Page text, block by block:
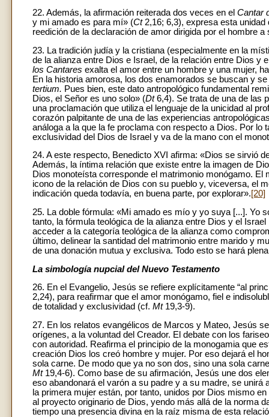
22. Además, la afirmación reiterada dos veces en el Cantar
y mi amado es para mí» (Ct2,16; 6,3), expresa esta unidad
reedición de la declaración de amor dirigida por el hombre
23. La tradición judía y la cristiana (especialmente en la
de la alianza entre Dios e Israel, de la relación entre Dios
los Cantares exalta el amor entre un hombre y una mujer,
En la historia amorosa, los dos enamorados se buscan y
tertium. Pues bien, este dato antropológico fundamental
Dios, el Señor es uno solo» (Dt6,4). Se trata de una de las
una proclamación que utiliza el lenguaje de la unicidad al
corazón palpitante de una de las experiencias
análoga a la que la fe proclama con respecto a Dios. Por
exclusividad del Dios de Israel y va de la mano con el
24. A este respecto, Benedicto XVI afirma: «Dios se sirvió
Además, la íntima relación que existe entre la imagen de
Dios monoteísta corresponde el matrimonio monógamo.
icono de la relación de Dios con su pueblo y, viceversa, el
indicación queda todavía, en buena parte, por explorar».[20]
25. La doble fórmula: «Mi amado es mío y yo suya [...]. Yo
tanto, la fórmula teológica de la alianza entre Dios y el
acceder a la categoría teológica de la alianza como
último, delinear la santidad del matrimonio entre marido y
de una donación mutua y exclusiva. Todo esto se hará
La simbología nupcial del Nuevo Testamento
26. En el Evangelio, Jesús se refiere explícitamente “al
2,24), para reafirmar que el amor monógamo, fiel e
de totalidad y exclusividad (cf. Mt19,3-9).
27. En los relatos evangélicos de Marcos y Mateo, Jesús
orígenes, a la voluntad del Creador. El debate con los
con autoridad. Reafirma el principio de la monogamia que
creación Dios los creó hombre y mujer. Por eso dejará el
sola carne. De modo que ya no son dos, sino una sola
Mt19,4-6). Como base de su afirmación, Jesús une dos
eso abandonará el varón a su padre y a su madre, se
la primera mujer están, por tanto, unidos por Dios mismo
al proyecto originario de Dios, yendo más allá de la norma
tiempo una presencia divina en la raíz misma de esta